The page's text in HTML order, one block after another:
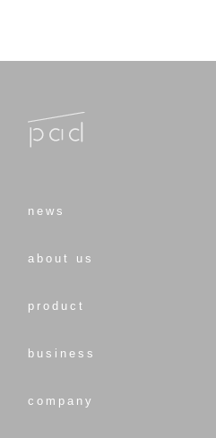
news
about us
product
business
company